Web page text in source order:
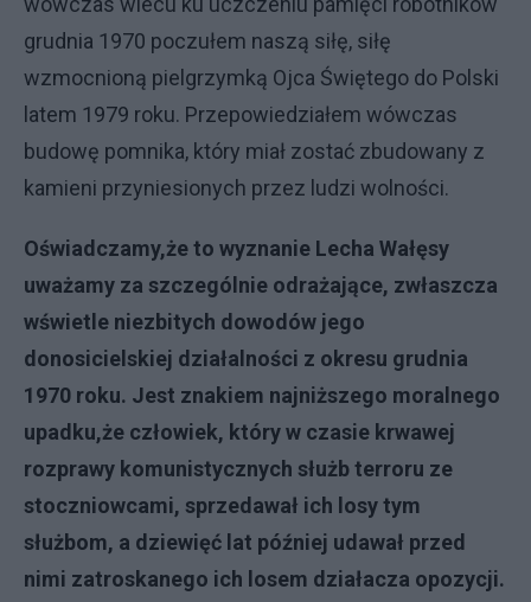
grudnia 1970 poczułem naszą siłę, siłę
wzmocnioną pielgrzymką Ojca Świętego do Polski
latem 1979 roku. Przepowiedziałem wówczas
budowę pomnika, który miał zostać zbudowany z
kamieni przyniesionych przez ludzi wolności.
Oświadczamy,że to wyznanie Lecha Wałęsy
uważamy za szczególnie odrażające, zwłaszcza
wświetle niezbitych dowodów jego
donosicielskiej działalności z okresu grudnia
1970 roku. Jest znakiem najniższego moralnego
upadku,że człowiek, który w czasie krwawej
rozprawy komunistycznych służb terroru ze
stoczniowcami, sprzedawał ich losy tym
służbom, a dziewięć lat później udawał przed
nimi zatroskanego ich losem działacza opozycji.